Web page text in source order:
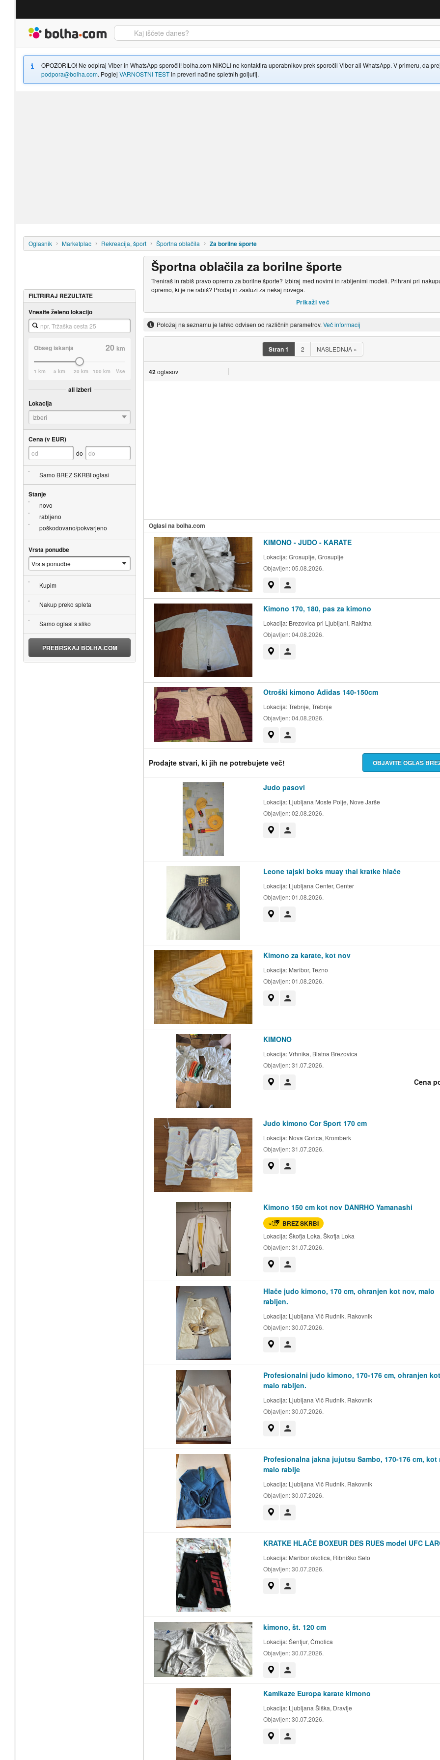
OPOZORILO! Ne odpiraj Viber in WhatsApp sporočil! bolha.com NIKOLI ne kontaktira uporabnikov prek sporočil Viber ali WhatsApp. V primeru, da
podpora@bolha.com. Poglej VARNOSTNI TESTin preveri načine spletnih goljufij.
Oglasnik Marketplac Rekreacija, šport Športna oblačila Za borilne športe
Športna oblačila za borilne športe
Treniraš in rabiš pravo opremo za borilne športe? Izbiraj med novimi in rabljenimi modeli. Prihrani pri
opremo, ki je ne rabiš? Prodaj in zasluži za nekaj novega.
Položaj na seznamu je lahko odvisen od različnih parametrov. Več informacij
Stran1 2 NASLEDNJA »
42oglasov
Oglasi na bolha.com
KIMONO - JUDO - KARATE
Lokacija:Grosuplje, Grosuplje
Objavljen:05.08.2026.
Kimono 170, 180, pas za kimono
Lokacija: Brezovica pri Ljubljani, Rakitna
Objavljen:04.08.2026.
Otroški kimono Adidas 140-150cm
Lokacija:Trebnje, Trebnje
Objavljen:04.08.2026.
Prodajte stvari, ki jih ne potrebujete več! OBJAVITE OGLAS
Judo pasovi
Lokacija: Ljubljana Moste Polje, Nove Jarše
Objavljen:02.08.2026.
Leone tajski boks muay thai kratke hlače
Lokacija: Ljubljana Center, Center
Objavljen:01.08.2026.
Kimono za karate, kot nov
Lokacija: Maribor, Tezno
Objavljen:01.08.2026.
KIMONO
Lokacija:Vrhnika, Blatna Brezovica
Objavljen:31.07.2026.
Cena
Judo kimono Cor Sport 170 cm
Lokacija: Nova Gorica, Kromberk
Objavljen:31.07.2026.
Kimono 150 cm kot nov DANRHO Yamanashi
BREZ SKRBI
Lokacija:Škofja Loka, Škofja Loka
Objavljen:31.07.2026.
Hlače judo kimono, 170 cm, ohranjen kot nov, malo
rabljen.
Lokacija: Ljubljana Vič Rudnik, Rakovnik
Objavljen:30.07.2026.
Profesionalni judo kimono, 170-176 cm, ohranjen
malo rabljen.
Lokacija: Ljubljana Vič Rudnik, Rakovnik
Objavljen:30.07.2026.
Profesionalna jakna jujutsu Sambo, 170-176 cm, kot
malo rablje
Lokacija: Ljubljana Vič Rudnik, Rakovnik
Objavljen:30.07.2026.
KRATKE HLAČE BOXEUR DES RUES model UFC
Lokacija: Maribor okolica, Ribniško Selo
Objavljen:30.07.2026.
kimono, št. 120 cm
Lokacija:Šentjur, Črnolica
Objavljen:30.07.2026.
Kamikaze Europa karate kimono
Lokacija: Ljubljana Šiška, Dravlje
Objavljen:30.07.2026.
FILTRIRAJ REZULTATE
Vnesite želeno lokacijo
Obseg iskanja 20km
1 km 5 km 20 km 100 km Vse
ali izberi
Lokacija
Izberi
Cena (v EUR)
do
Samo BREZ SKRBI oglasi
Stanje
novo
rabljeno
poškodovano/pokvarjeno
Vrsta ponudbe
Kupim
Nakup preko spleta
Samo oglasi s sliko
PREBRSKAJ BOLHA.COM